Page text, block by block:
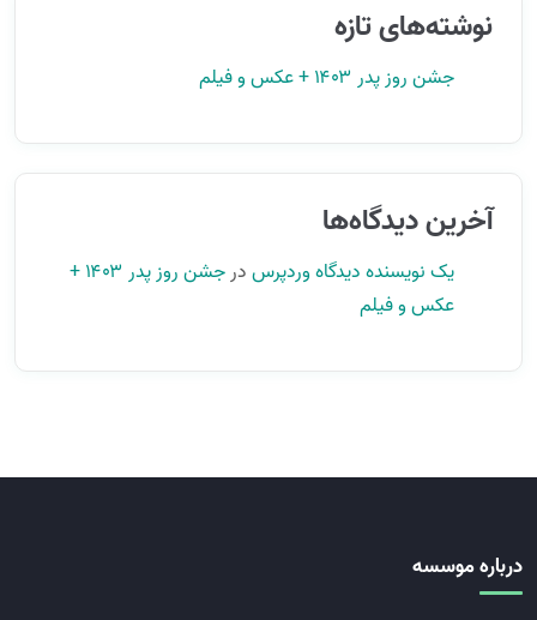
نوشته‌های تازه
جشن روز پدر ۱۴۰۳ + عکس و فیلم
آخرین دیدگاه‌ها
یک نویسنده دیدگاه وردپرسدر
جشن روز پدر ۱۴۰۳ +
عکس و فیلم
درباره موسسه